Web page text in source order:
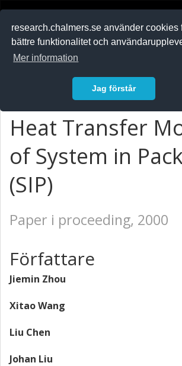
research.chalmers.se använder cookies
bättre funktionalitet och
Mer information
Jag förstår
Heat Transfer
of System in
(SIP)
Paper i proceeding, 2000
Författare
Jiemin Zhou
Xitao Wang
Liu Chen
Johan Liu